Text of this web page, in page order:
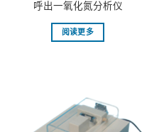
呼出一氧化氮分析仪
阅读更多